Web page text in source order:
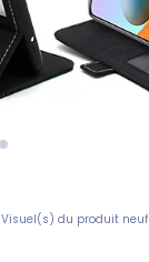
Visuel(s) du produit neuf